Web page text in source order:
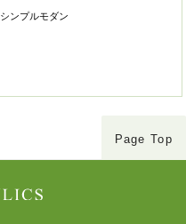
シンプルモダン
Page Top